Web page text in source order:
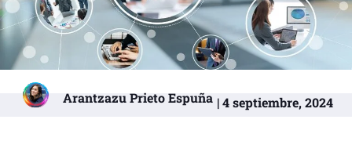
Arantzazu Prieto Espuña | 4 septiembre, 2024